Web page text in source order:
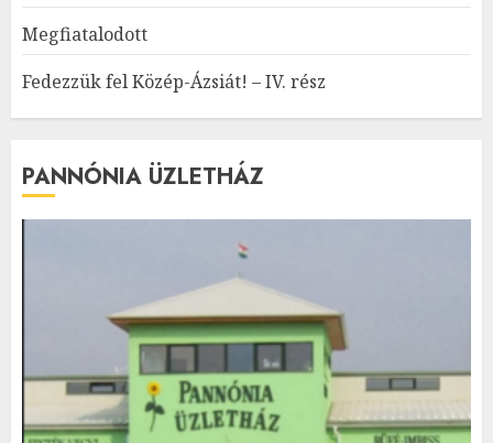
Megfiatalodott
Fedezzük fel Közép-Ázsiát! – IV. rész
PANNÓNIA ÜZLETHÁZ